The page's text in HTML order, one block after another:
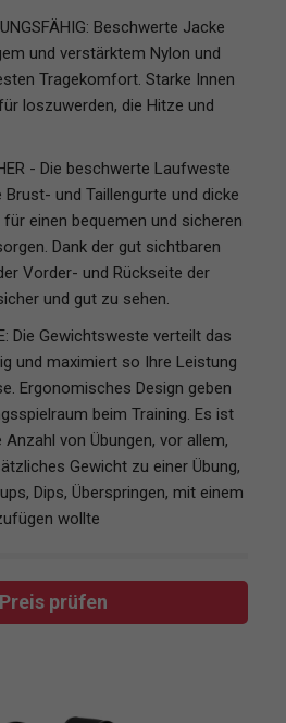
Beschwerte Jacke
und verstärktem Nylon und
Tragekomfort. Starke Innen
loszuwerden, die Hitze und
- Die beschwerte Laufweste
und Taillengurte und dicke
einen bequemen und sicheren
Dank der gut sichtbaren
Vorder- und Rückseite der
und gut zu sehen.
Die Gewichtsweste verteilt das
und maximiert so Ihre Leistung
Ergonomisches Design geben
beim Training. Es ist
von Übungen, vor allem,
Gewicht zu einer Übung,
Dips, Überspringen, mit einem
wollte
Preis prüfen